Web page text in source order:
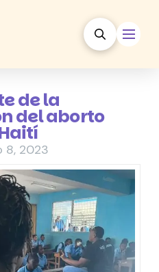
de la
del aborto
8, 2023